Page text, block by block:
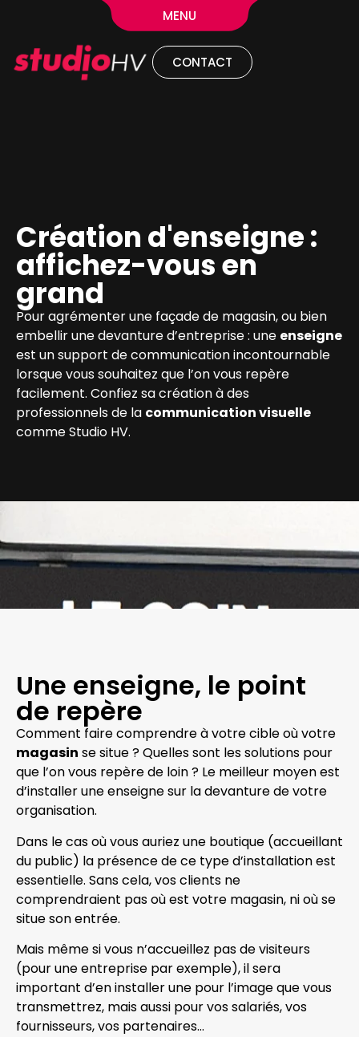
MENU
CONTACT
Création d'enseigne :
affichez-vous en
grand
Pour agrémenter une façade de magasin, ou bien
embellir une devanture d’entreprise : une enseigne
est un support de communication incontournable
lorsque vous souhaitez que l’on vous repère
facilement. Confiez sa création à des
professionnels de la communication visuelle
comme Studio HV.
Une enseigne, le point
de repère
Comment faire comprendre à votre cible où votre
magasin se situe ? Quelles sont les solutions pour
que l’on vous repère de loin ? Le meilleur moyen est
d’installer une enseigne sur la devanture de votre
organisation.
Dans le cas où vous auriez une boutique (accueillant
du public) la présence de ce type d’installation est
essentielle. Sans cela, vos clients ne
comprendraient pas où est votre magasin, ni où se
situe son entrée.
Mais même si vous n’accueillez pas de visiteurs
(pour une entreprise par exemple), il sera
important d’en installer une pour l’image que vous
transmettrez, mais aussi pour vos salariés, vos
fournisseurs, vos partenaires…